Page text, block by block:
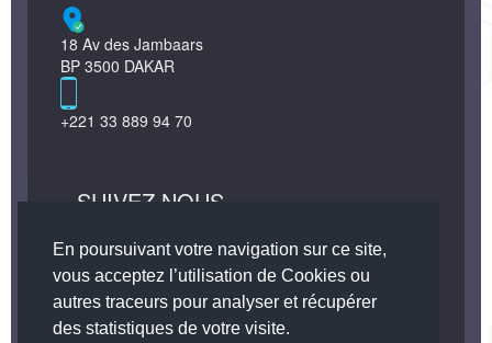
En poursuivant votre navigation sur ce site,
vous acceptez l’utilisation de Cookies ou
autres traceurs pour analyser et récupérer
des statistiques de votre visite.
18 Av des Jambaars
BP 3500 DAKAR
+221 33 889 94 70
SUIVEZ NOUS
Facebook Twitter